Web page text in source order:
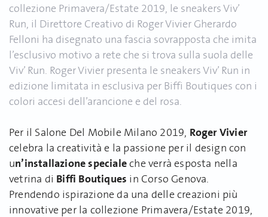
collezione Primavera/Estate 2019, le sneakers Viv’
Run, il Direttore Creativo di Roger Vivier Gherardo
Felloni ha disegnato una fascia sovrapposta che imita
l’esclusivo motivo a rete che si trova sulla suola delle
Viv’ Run. Roger Vivier presenta le sneakers Viv’ Run in
edizione limitata in esclusiva per Biffi Boutiques con i
colori accesi dell’arancione e del rosa.
Per il Salone Del Mobile Milano 2019, Roger Vivier
celebra la creatività e la passione per il design con
un’installazione speciale che verrà esposta nella
vetrina di Biffi Boutiques in Corso Genova.
Prendendo ispirazione da una delle creazioni più
innovative per la collezione Primavera/Estate 2019,